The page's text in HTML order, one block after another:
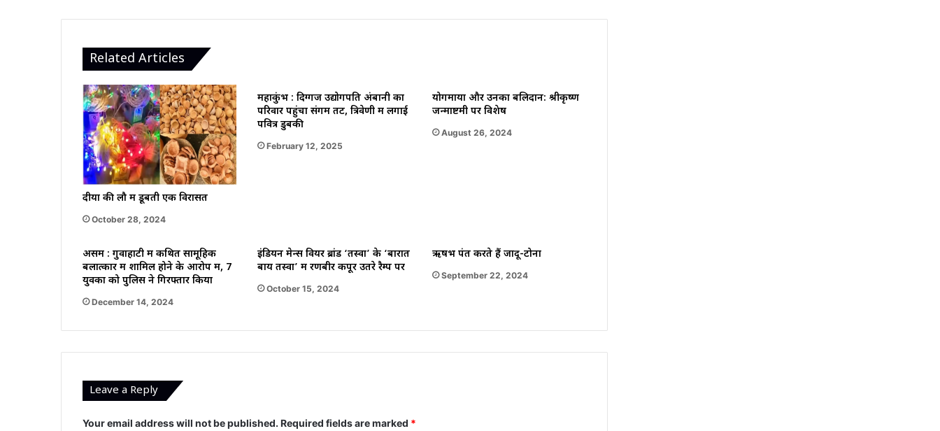
Related Articles
दीयों की लौ में डूबती एक विरासत
October 28, 2024
महाकुंभ : दिग्गज उद्योगपति अंबानी का
परिवार पहुंचा संगम तट, त्रिवेणी में लगाई
पवित्र डुबकी
February 12, 2025
योगमाया और उनका बलिदान: श्रीकृष्ण
जन्माष्टमी पर विशेष
August 26, 2024
असम : गुवाहाटी में कथित सामूहिक
बलात्कार में शामिल होने के आरोप में, 7
युवकों को पुलिस ने गिरफ्तार किया
December 14, 2024
इंडियन मेन्स वियर ब्रांड ‘तस्वा’ के ‘बारात
बाय तस्वा’ में रणबीर कपूर उतरे रैम्प पर
October 15, 2024
ऋषभ पंत करते हैं जादू-टोना
September 22, 2024
Leave a Reply
Your email address will not be published. Required fields are marked *